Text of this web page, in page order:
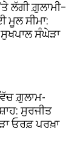
ਲੱਗੀ ਗ਼ੁਲਾਮੀ–
ਮੂਲ ਸੀਮਾ:
ਸੁਖਪਾਲ ਸੰਘੇੜਾ
ਗ਼ੁਲਾਮ-
ਸੁਰਜੀਤ
ਓਰਫ਼ ਪਰਖ਼ਾ